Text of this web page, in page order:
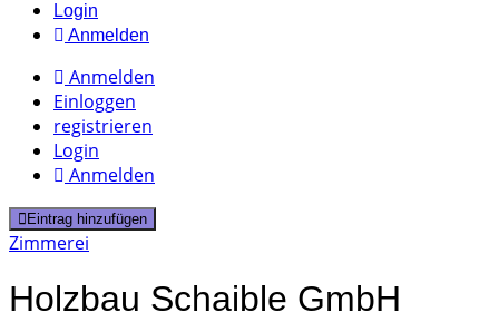
Login
Anmelden
Anmelden
Einloggen
registrieren
Login
Anmelden
Eintrag hinzufügen
Zimmerei
Holzbau Schaible GmbH